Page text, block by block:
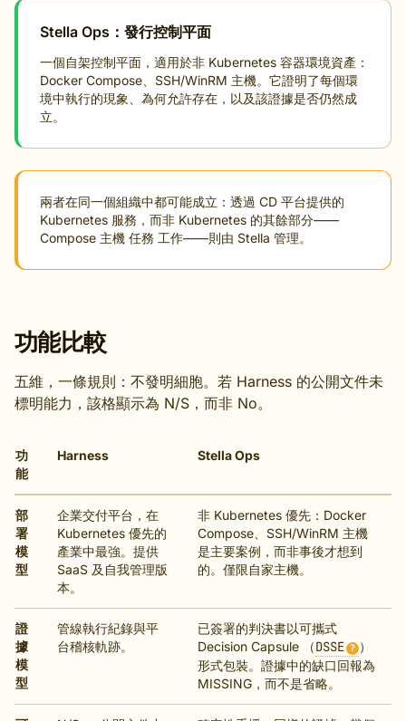
Stella Ops：發行控制平面
一個自架控制平面，適用於非 Kubernetes 容器環境資產：
Docker Compose、SSH/WinRM 主機。它證明了每個環
境中執行的現象、為何允許存在，以及該證據是否仍然成
立。
兩者在同一個組織中都可能成立：透過 CD 平台提供的
Kubernetes 服務，而非 Kubernetes 的其餘部分——
Compose 主機 任務 工作——則由 Stella 管理。
功能比較
五維，一條規則：不發明細胞。若 Harness 的公開文件未
標明能力，該格顯示為 N/S，而非 No。
功
能
Harness Stella Ops
部
署
模
型
企業交付平台，在
Kubernetes 優先的
產業中最強。提供
SaaS 及自我管理版
本。
非 Kubernetes 優先：Docker
Compose、SSH/WinRM 主機
是主要案例，而非事後才想到
的。僅限自家主機。
證
據
模
型
管線執行紀錄與平
台稽核軌跡。
已簽署的判決書以可攜式
Decision Capsule （DSSE ? ）
形式包裝。證據中的缺口回報為
MISSING，而不是省略。